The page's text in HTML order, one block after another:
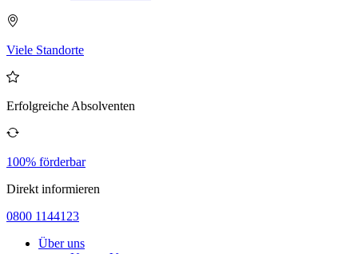
Viele Standorte
Erfolgreiche Absolventen
100% förderbar
Direkt informieren
0800 1144123
Über uns